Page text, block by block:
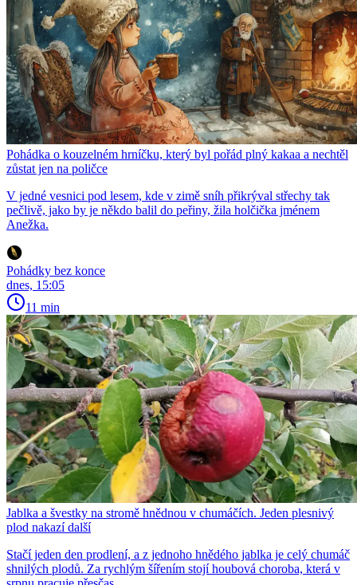
Pohádka o kouzelném hrníčku, který byl pořád plný kakaa a nechtěl
zůstat jen na poličce
V jedné vesnici pod lesem, kde v zimě sníh přikrýval střechy tak
pečlivě, jako by je někdo balil do peřiny, žila holčička jménem
Anežka.
Pohádky bez konce
dnes, 15:05
11 min
Jablka a švestky na stromě hnědnou v chumáčích. Jeden plesnivý
plod nakazí další
Stačí jeden den prodlení, a z jednoho hnědého jablka je celý chumáč
shnilých plodů. Za rychlým šířením stojí houbová choroba, která v